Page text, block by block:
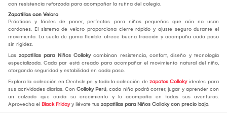
con resistencia reforzada para acompañar la rutina del colegio.
Zapatillas con Velcro
Prácticas y fáciles de poner, perfectas para niños pequeños que aún no usan
cordones. El sistema de velcro proporciona cierre rápido y ajuste seguro durante el
movimiento. La suela de goma flexible ofrece buena tracción y acompaña cada paso
sin rigidez.
Las zapatillas para Niños Collokycombinan resistencia, confort, diseño y tecnología
especializada. Cada par está creado para acompañar el movimiento natural del niño,
otorgando seguridad y estabilidad en cada paso.
Explora la colección en Oechsle.pe y toda la colección de zapatos Collokyideales para
sus actividades diarias. Con Colloky Perú, cada niño podrá correr, jugar y aprender con
un calzado que cuida su crecimiento y lo acompaña en todas sus aventuras.
Aprovecha el Black Fridayy llévate tus zapatillas para Niños Colloky con precio bajo.